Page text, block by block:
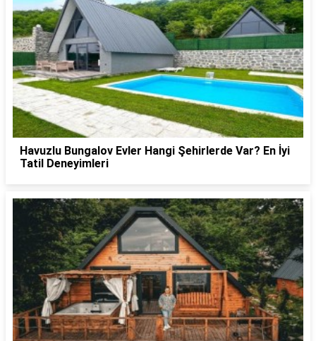
Havuzlu Bungalov Evler Hangi Şehirlerde Var? En İyi
Tatil Deneyimleri